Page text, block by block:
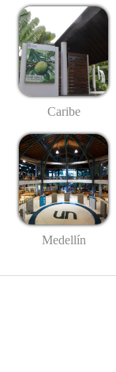
Caribe
Medellín